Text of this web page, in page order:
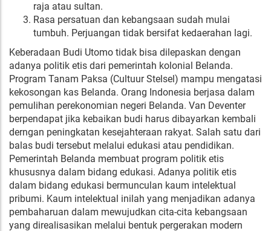
raja atau sultan.
Rasa persatuan dan kebangsaan sudah mulai
tumbuh. Perjuangan tidak bersifat kedaerahan lagi.
Keberadaan Budi Utomo tidak bisa dilepaskan dengan
adanya politik etis dari pemerintah kolonial Belanda.
Program Tanam Paksa (Cultuur Stelsel) mampu mengatasi
kekosongan kas Belanda. Orang Indonesia berjasa dalam
pemulihan perekonomian negeri Belanda. Van Deventer
berpendapat jika kebaikan budi harus dibayarkan kembali
derngan peningkatan kesejahteraan rakyat. Salah satu dari
balas budi tersebut melalui edukasi atau pendidikan.
Pemerintah Belanda membuat program politik etis
khususnya dalam bidang edukasi. Adanya politik etis
dalam bidang edukasi bermunculan kaum intelektual
pribumi. Kaum intelektual inilah yang menjadikan adanya
pembaharuan dalam mewujudkan cita-cita kebangsaan
yang direalisasikan melalui bentuk pergerakan modern